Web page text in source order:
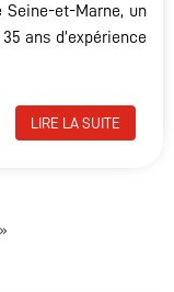
Seine-et-Marne, un
ans d’expérience
LIRE LA SUITE